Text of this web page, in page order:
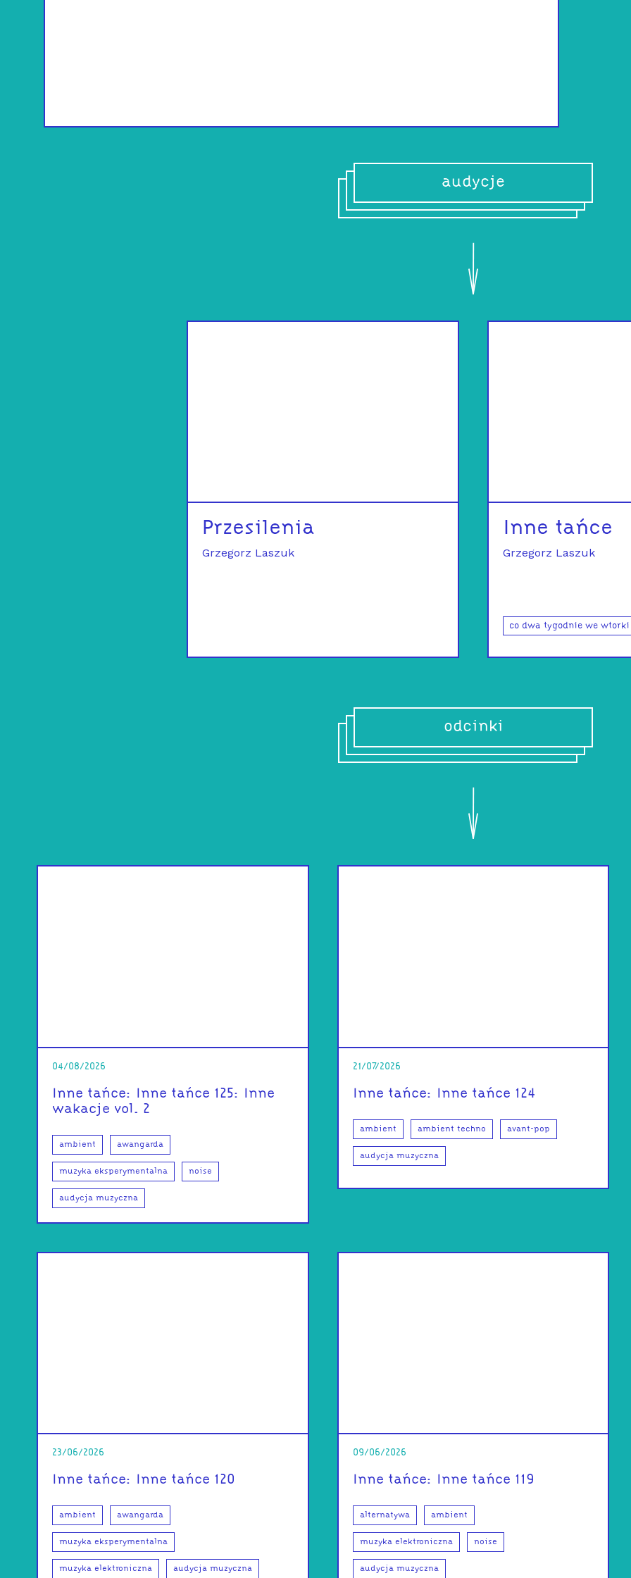
audycje
Przesilenia
Grzegorz Laszuk
Inne tańce
Grzegorz Laszuk
co dwa tygodnie we wtorki
odcinki
04/08/2026
Inne tańce: Inne tańce 125: Inne
wakacje vol. 2
ambient awangarda
muzyka eksperymentalna noise
audycja muzyczna
21/07/2026
Inne tańce: Inne tańce 124
ambient ambient techno avant-pop
audycja muzyczna
23/06/2026
Inne tańce: Inne tańce 120
ambient awangarda
muzyka eksperymentalna
muzyka elektroniczna audycja muzyczna
09/06/2026
Inne tańce: Inne tańce 119
alternatywa ambient
muzyka elektroniczna noise
audycja muzyczna